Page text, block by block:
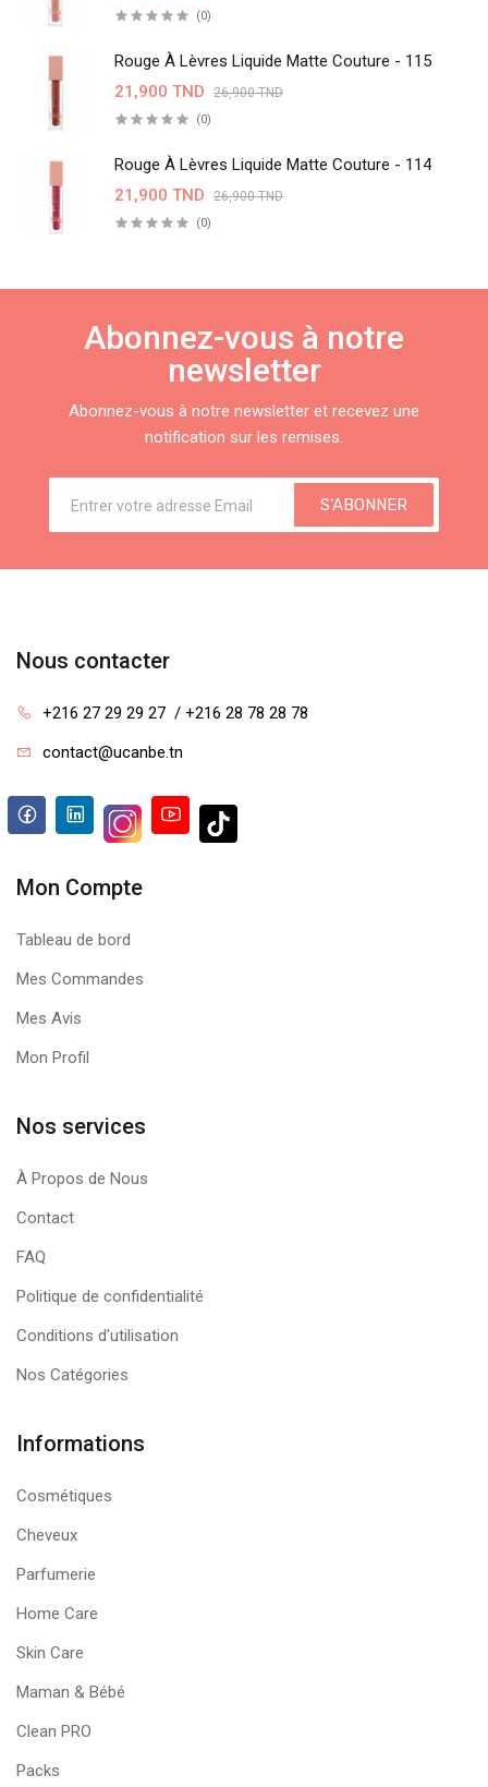
(0)
Rouge À Lèvres Liquide Matte Couture - 115
21,900 TND
26,900 TND
(0)
Rouge À Lèvres Liquide Matte Couture - 114
21,900 TND
26,900 TND
(0)
Abonnez-vous à notre
newsletter
Abonnez-vous à notre newsletter et recevez une
notification sur les remises.
S'ABONNER
Nous contacter
+216 27 29 29 27  / +216 28 78 28 78
contact@ucanbe.tn
Mon Compte
Tableau de bord
Mes Commandes
Mes Avis
Mon Profil
Nos services
À Propos de Nous
Contact
FAQ
Politique de confidentialité
Conditions d'utilisation
Nos Catégories
Informations
Cosmétiques
Cheveux
Parfumerie
Home Care
Skin Care
Maman & Bébé
Clean PRO
Packs